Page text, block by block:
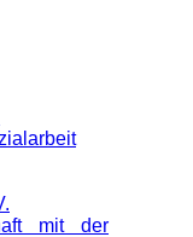
mit der